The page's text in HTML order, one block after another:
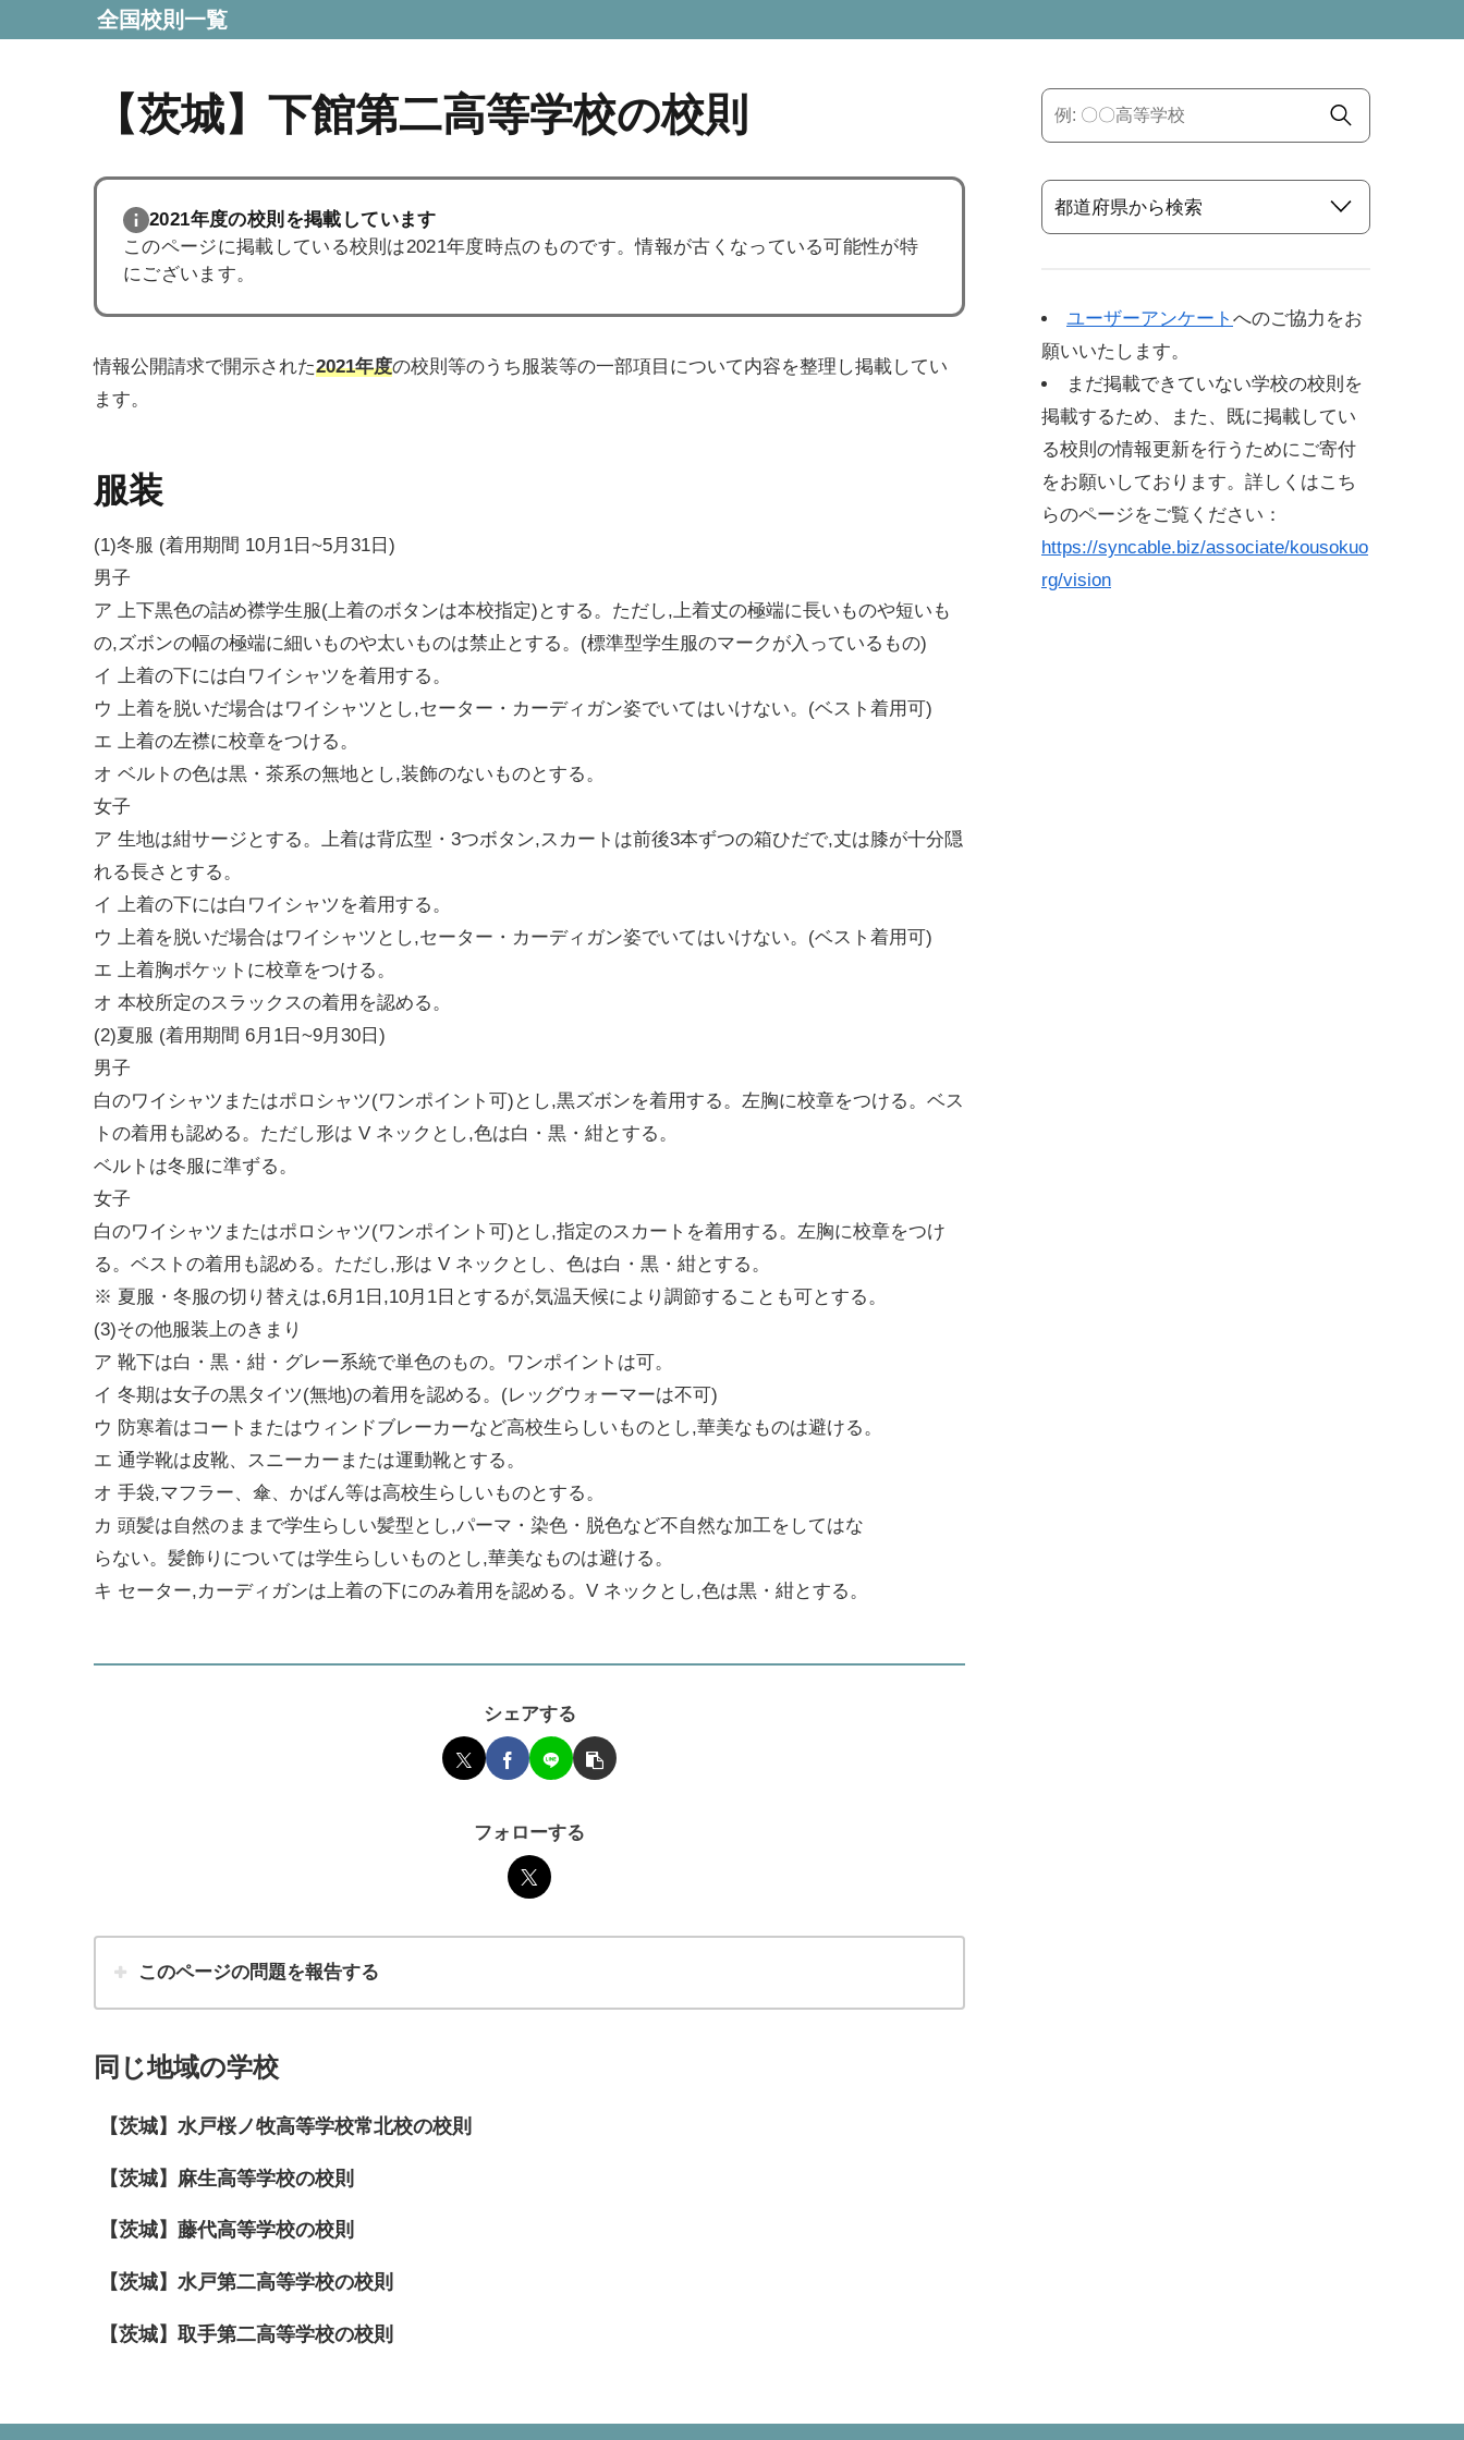
全国校則一覧
【茨城】下館第二高等学校の校則
2021年度の校則を掲載しています
このページに掲載している校則は2021年度時点のものです。情報が古くなっている可能性が特
にございます。
情報公開請求で開示された2021年度の校則等のうち服装等の一部項目について内容を整理し掲載してい
ます。
服装
(1)冬服 (着用期間 10月1日~5月31日)
男子
ア 上下黒色の詰め襟学生服(上着のボタンは本校指定)とする。ただし,上着丈の極端に長いものや短いも
の,ズボンの幅の極端に細いものや太いものは禁止とする。(標準型学生服のマークが入っているもの)
イ 上着の下には白ワイシャツを着用する。
ウ 上着を脱いだ場合はワイシャツとし,セーター・カーディガン姿でいてはいけない。(ベスト着用可)
エ 上着の左襟に校章をつける。
オ ベルトの色は黒・茶系の無地とし,装飾のないものとする。
女子
ア 生地は紺サージとする。上着は背広型・3つボタン,スカートは前後3本ずつの箱ひだで,丈は膝が十分隠
れる長さとする。
イ 上着の下には白ワイシャツを着用する。
ウ 上着を脱いだ場合はワイシャツとし,セーター・カーディガン姿でいてはいけない。(ベスト着用可)
エ 上着胸ポケットに校章をつける。
オ 本校所定のスラックスの着用を認める。
(2)夏服 (着用期間 6月1日~9月30日)
男子
白のワイシャツまたはポロシャツ(ワンポイント可)とし,黒ズボンを着用する。左胸に校章をつける。ベス
トの着用も認める。ただし形は V ネックとし,色は白・黒・紺とする。
ベルトは冬服に準ずる。
女子
白のワイシャツまたはポロシャツ(ワンポイント可)とし,指定のスカートを着用する。左胸に校章をつけ
る。ベストの着用も認める。ただし,形は V ネックとし、色は白・黒・紺とする。
※ 夏服・冬服の切り替えは,6月1日,10月1日とするが,気温天候により調節することも可とする。
(3)その他服装上のきまり
ア 靴下は白・黒・紺・グレー系統で単色のもの。ワンポイントは可。
イ 冬期は女子の黒タイツ(無地)の着用を認める。(レッグウォーマーは不可)
ウ 防寒着はコートまたはウィンドブレーカーなど高校生らしいものとし,華美なものは避ける。
エ 通学靴は皮靴、スニーカーまたは運動靴とする。
オ 手袋,マフラー、傘、かばん等は高校生らしいものとする。
カ 頭髪は自然のままで学生らしい髪型とし,パーマ・染色・脱色など不自然な加工をしてはな
らない。髪飾りについては学生らしいものとし,華美なものは避ける。
キ セーター,カーディガンは上着の下にのみ着用を認める。V ネックとし,色は黒・紺とする。
シェアする
フォローする
このページの問題を報告する
同じ地域の学校
【茨城】水戸桜ノ牧高等学校常北校の校則
【茨城】麻生高等学校の校則
【茨城】藤代高等学校の校則
【茨城】水戸第二高等学校の校則
【茨城】取手第二高等学校の校則
ユーザーアンケート へのご協力をお
願いいたします。
まだ掲載できていない学校の校則を
掲載するため、また、既に掲載してい
る校則の情報更新を行うためにご寄付
をお願いしております。詳しくはこち
らのページをご覧ください：
https://syncable.biz/associate/kousokuo
rg/vision